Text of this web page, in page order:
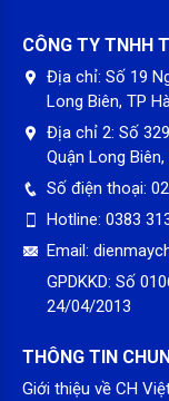
Đèn Led hiện đại
V được trang bị hệ
quan sát bên
CÔNG TY TNHH
Địa chỉ: Số 19
Long Biên, TP
Địa chỉ 2: Số
Quận Long
Số điện thoại:
Hotline: 0383
Email:
GPDKKD: Số
24/04/2013
THÔNG TIN
Giới thiệu về CH